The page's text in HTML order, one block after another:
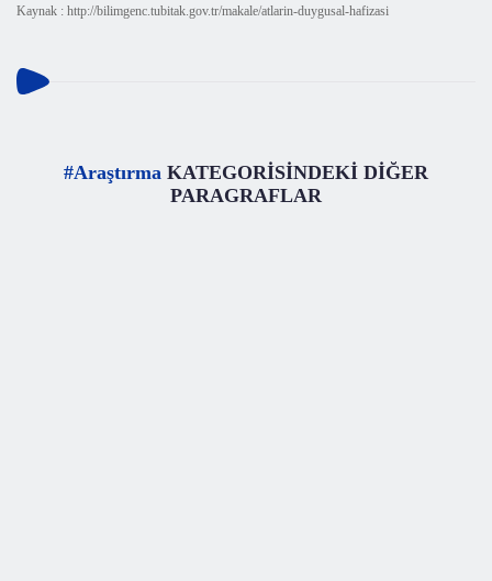
Kaynak : http://bilimgenc.tubitak.gov.tr/makale/atlarin-duygusal-hafizasi
#Araştırma KATEGORİSİNDEKİ DİĞER
PARAGRAFLAR